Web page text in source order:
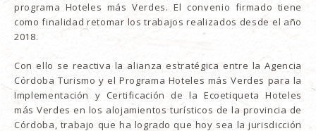
programa Hoteles más Verdes. El convenio firmado tiene
como finalidad retomar los trabajos realizados desde el año
2018.
Con ello se reactiva la alianza estratégica entre la Agencia
Córdoba Turismo y el Programa Hoteles más Verdes para la
Implementación y Certificación de la Ecoetiqueta Hoteles
más Verdes en los alojamientos turísticos de la provincia de
Córdoba, trabajo que ha logrado que hoy sea la jurisdicción